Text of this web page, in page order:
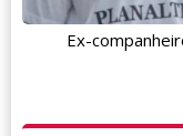
Ex-